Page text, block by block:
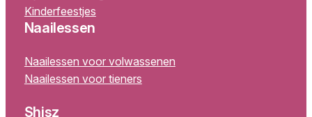
Kinderfeestjes
Naailessen
Naailessen voor volwassenen
Naailessen voor tieners
Shisz